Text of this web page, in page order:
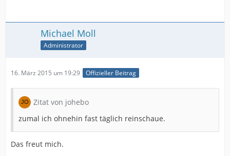
Michael Moll
Administrator
16. März 2015 um 19:29 Offizieller Beitrag
Zitat von johebo
zumal ich ohnehin fast täglich reinschaue.
Das freut mich.